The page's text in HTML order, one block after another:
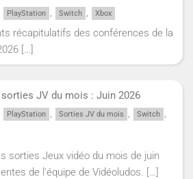
PlayStation , Switch , Xbox
récapitulatifs des conférences de la
[…]
JV du mois : Juin 2026
PlayStation , Sorties JV du mois , Switch ,
sorties Jeux vidéo du mois de juin
de l'équipe de Vidéoludos. […]